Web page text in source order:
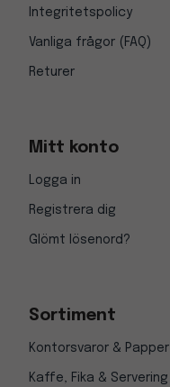
Integritetspolicy
Vanliga frågor (FAQ)
Returer
Mitt konto
Logga in
Registrera dig
Glömt lösenord?
Sortiment
Kontorsvaror & Papper
Kaffe, Fika & Servering